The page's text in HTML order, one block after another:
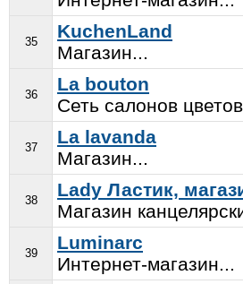
35
KuchenLand
Магазин...
36
La bouton
Сеть салонов
37
La lavanda
Магазин...
38
Lady Ластик,
Магазин
39
Luminarc
Интернет-магазин...